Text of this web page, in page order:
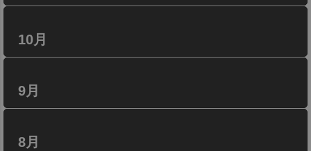
10月
9月
8月